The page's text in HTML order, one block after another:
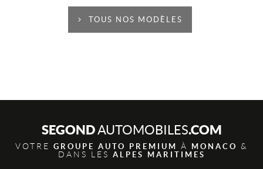
TOUS NOS MODÈLES
SEGONDAUTOMOBILES.COM
VOTRE GROUPE AUTO PREMIUM À MONACO &
DANS LES ALPES MARITIMES